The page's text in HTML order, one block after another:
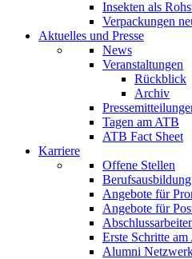
Insekten als
Verpackungen
Aktuelles und Presse
News
Veranstaltungen
Rückblick
Archiv
Tagen am ATB
ATB Fact Sheet
Karriere
Offene Stellen
Angebote für
Angebote für
Erste Schritte am
Alumni